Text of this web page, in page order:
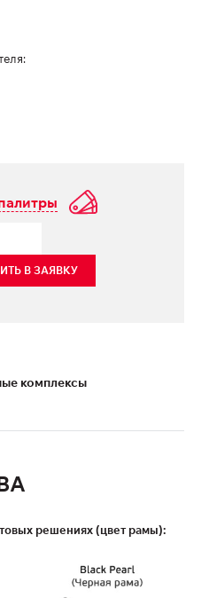
В ЗАЯВКУ
комплексы
решениях (цвет рамы):